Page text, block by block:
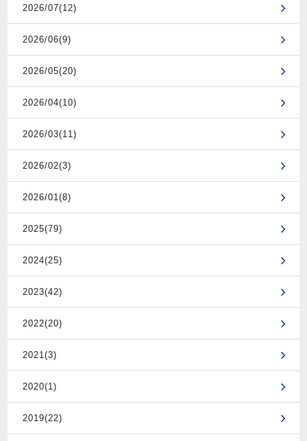
2026/07(12)
2026/06(9)
2026/05(20)
2026/04(10)
2026/03(11)
2026/02(3)
2026/01(8)
2025(79)
2024(25)
2023(42)
2022(20)
2021(3)
2020(1)
2019(22)